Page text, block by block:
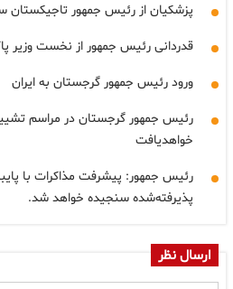
پزشکیان از رئیس جمهور تاجیکستان
قدردانی رئیس جمهور از نخست وزیر
ورود رئیس جمهور گرجستان به ایران
رئیس جمهور گرجستان در مراسم
خواهدیافت
رئیس جمهور: پیشرفت مذاکرات با
پذیرفته‌شده سنجیده خواهد شد.
ارسال نظر